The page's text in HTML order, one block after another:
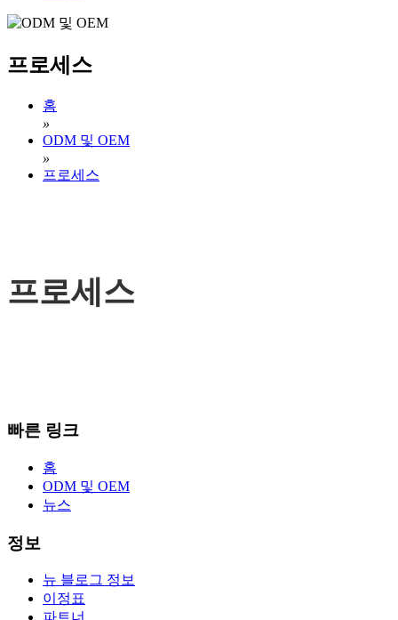
프로세스
홈
»
ODM 및 OEM
»
프로세스
프로세스
빠른 링크
홈
ODM 및 OEM
뉴스
정보
뉴 블로그 정보
이정표